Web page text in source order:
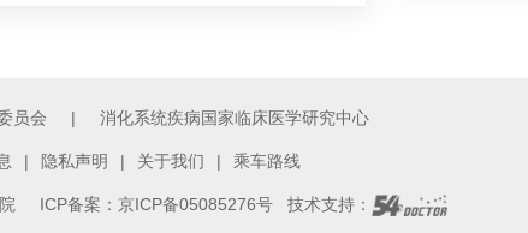
员会 | 消化系统疾病国家临床医学研究中心
| 隐私声明 | 关于我们 | 乘车路线
院 ICP备案：京ICP备05085276号 技术支持：